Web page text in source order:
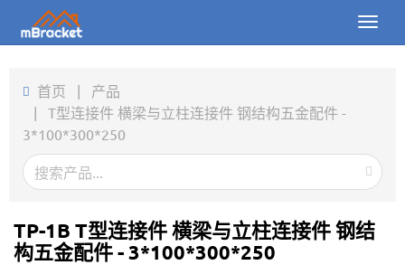
Toggle
产品
新闻
关于我们
首页 | 产品
| T型连接件 横梁与立柱连接件 钢结构五金配件 -
3*100*300*250
TP-1B T型连接件 横梁与立柱连接件 钢结
构五金配件 - 3*100*300*250